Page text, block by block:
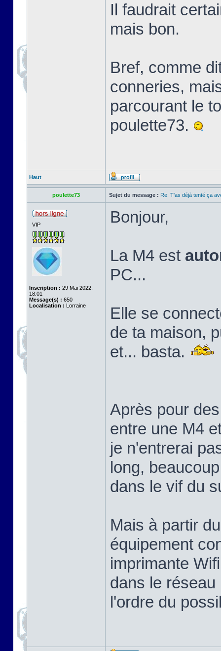
Il faudrait
mais bon.
Bref, comme
conneries,
parcourant le
poulette73.
Haut
poulette73 Sujet du message : Re: T'as déjà tenté ça
VIP
Inscription : 29 Mai 2022,
18:01
Message(s) : 650
Localisation : Lorraine
Bonjour,
La M4 est
PC...
Elle se
de ta maison,
et... basta.
Après pour
entre une M4
je n'entrerai
long,
dans le vif du
Mais à partir
équipement
imprimante
dans le
l'ordre du